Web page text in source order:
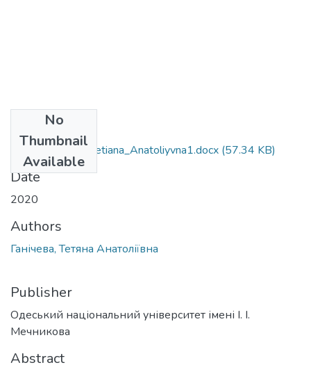
No
Thumbnail
Available
052_Ganicheva_Tetiana_Anatoliyvna1.docx (57.34 KB)
Date
2020
Authors
Ганічева, Тетяна Анатоліївна
Publisher
Одеський національний університет імені І. І.
Мечникова
Abstract